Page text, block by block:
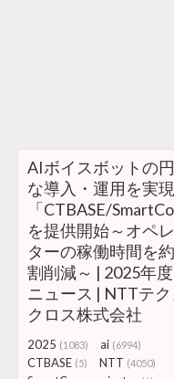
AIボイスボットの
な導入・運用を実現
「CTBASE/
を提供開始～オペ
ターの稼働時間を
割削減～ | 2025年
ニュース | NTTテク
クロス株式会社
2025 (1083) ai (6994)
CTBASE (5) NTT (4050)